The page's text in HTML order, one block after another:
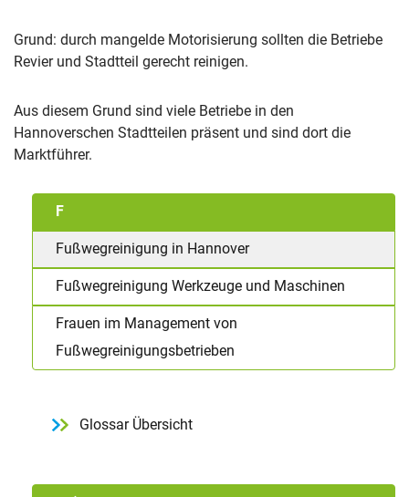
Grund: durch mangelde Motorisierung sollten die Betriebe
Revier und Stadtteil gerecht reinigen.
Aus diesem Grund sind viele Betriebe in den
Hannoverschen Stadtteilen präsent und sind dort die
Marktführer.
F
Fußwegreinigung in Hannover
Fußwegreinigung Werkzeuge und Maschinen
Frauen im Management von
Fußwegreinigungsbetrieben
Glossar Übersicht